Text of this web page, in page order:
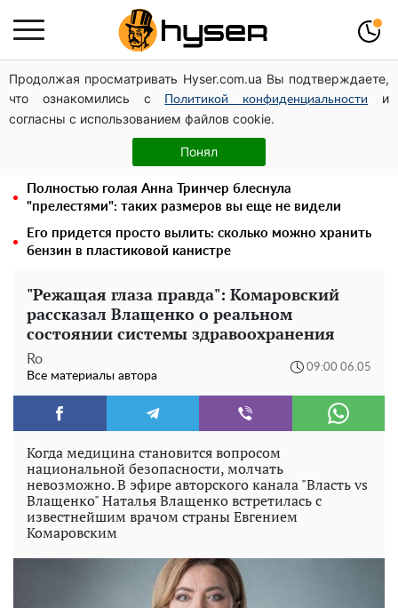
Продолжая просматривать Hyser.com.ua Вы подтверждаете,
что ознакомились с
Политикой конфиденциальности
и
согласны с использованием файлов cookie.
Понял
Дроны с наценкой: Александр Конотопский вывел
миллионы оборонного бюджета через фиктивную
фирму в Эстонии
Голая Елена Тополя в интересных позах заставила
отвисать челюсти: слив видео – было только началом
Полностью голая Анна Тринчер блеснула
"прелестями": таких размеров вы еще не видели
Его придется просто вылить: сколько можно хранить
бензин в пластиковой канистре
"Режащая глаза правда": Комаровский
рассказал Влащенко о реальном
состоянии системы здравоохранения
Ro
Все материалы автора
09:00 06.05
Когда медицина становится вопросом
национальной безопасности, молчать
невозможно. В эфире авторского канала "Власть vs
Влащенко" Наталья Влащенко встретилась с
известнейшим врачом страны Евгением
Комаровским